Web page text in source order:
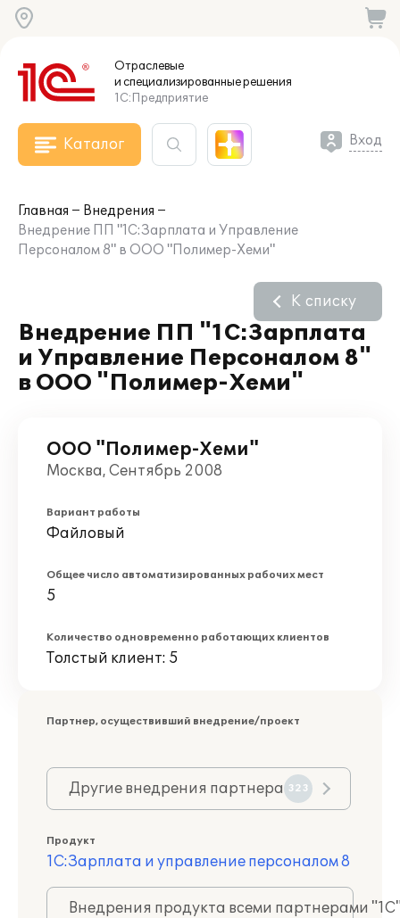
Отраслевые
и специализированныерешения
1С:Предприятие
Каталог Вход
Главная
Внедрения
Внедрение ПП "1С:Зарплата и Управление
Персоналом 8" в ООО "Полимер-Хеми"
Внедрение ПП "1С:Зарплата
и Управление Персоналом 8"
в ООО "Полимер-Хеми"
К списку
ООО "Полимер-Хеми"
Москва, Сентябрь 2008
Вариант работы
Файловый
Общее число автоматизированных рабочих мест
5
Количество одновременно работающих клиентов
Толстый клиент: 5
Партнер, осуществивший внедрение/проект
Другие внедрения партнера 323
Продукт
1С:Зарплата и управление персоналом 8
Внедрения продукта всеми партнерами